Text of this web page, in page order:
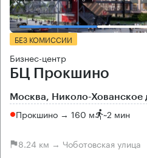
БЕЗ КОМИССИИ
Бизнес-центр
БЦ Прокшино
Москва, Николо-Хованское
Прокшино → 160 м ~2 мин
8.24 км → Чоботовская улица